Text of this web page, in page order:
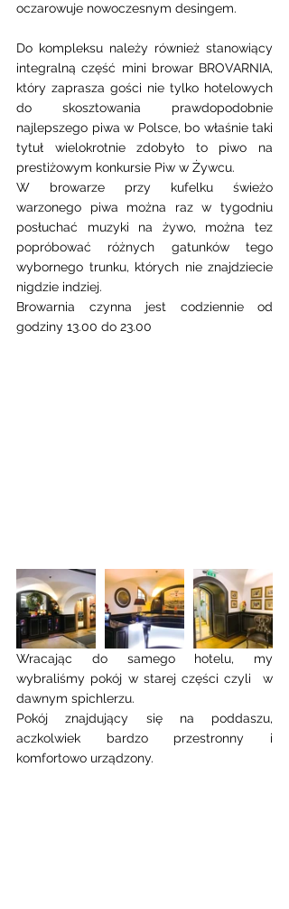
oczarowuje nowoczesnym desingem.
Do kompleksu należy również stanowiący
integralną część mini browar BROVARNIA,
który zaprasza gości nie tylko hotelowych
do skosztowania prawdopodobnie
najlepszego piwa w Polsce, bo właśnie taki
tytuł wielokrotnie zdobyło to piwo na
prestiżowym konkursie Piw w Żywcu.
W browarze przy kufelku świeżo
warzonego piwa można raz w tygodniu
posłuchać muzyki na żywo, można tez
popróbować różnych gatunków tego
wybornego trunku, których nie znajdziecie
nigdzie indziej.
Browarnia czynna jest codziennie od
godziny 13.00 do 23.00
Wracając do samego hotelu, my
wybraliśmy pokój w starej części czyli  w
dawnym spichlerzu.
Pokój znajdujący się na poddaszu,
aczkolwiek bardzo przestronny i
komfortowo urządzony.